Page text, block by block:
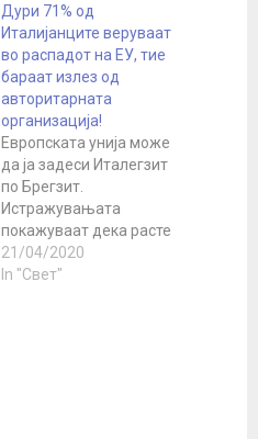
Дури 71% од
Италијанците веруваат
во распадот на ЕУ, тие
бараат излез од
авторитарната
организација!
Европската унија може
да ја задеси Италегзит
по Брегзит.
Истражувањата
покажуваат дека расте
бројот на италијанци
кои се за напуштање на
21/04/2020
In "Свет"